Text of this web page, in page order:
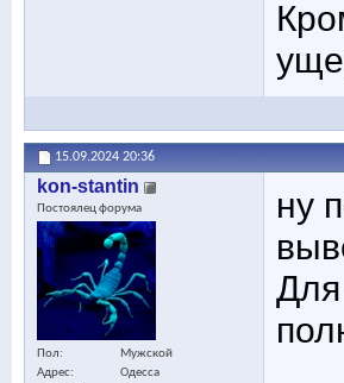
15.09.2024 20:36
kon-stantin
Постоялец форума
Пол
Мужской
Адрес
Одесса
ну
Для